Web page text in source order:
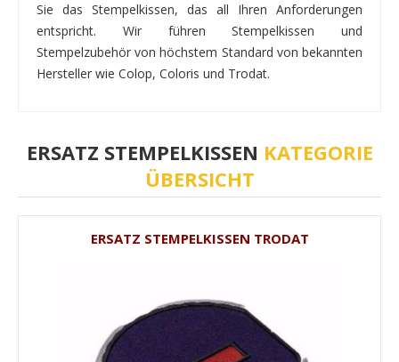
Sie das Stempelkissen, das all Ihren Anforderungen
entspricht. Wir führen Stempelkissen und
Stempelzubehör von höchstem Standard von bekannten
Hersteller wie Colop, Coloris und Trodat.
ERSATZ STEMPELKISSEN KATEGORIE
ÜBERSICHT
ERSATZ STEMPELKISSEN TRODAT